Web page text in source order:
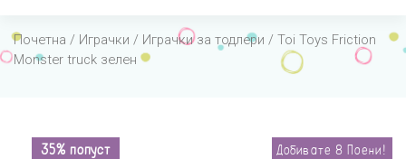
Почетна / Играчки / Играчки за тодлери / Toi Toys Friction
Monster truck зелен
35% попуст Добивате8 Поени!